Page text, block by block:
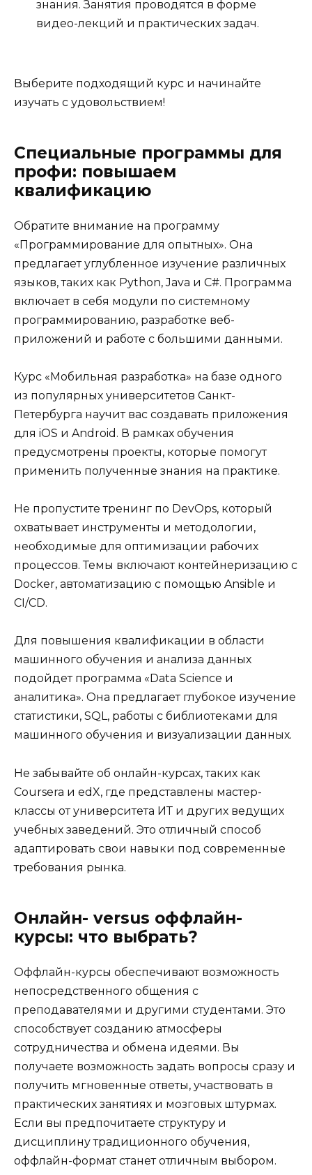
знания. Занятия проводятся в форме
видео-лекций и практических задач.
Выберите подходящий курс и начинайте
изучать с удовольствием!
Специальные программы для
профи: повышаем
квалификацию
Обратите внимание на программу
«Программирование для опытных». Она
предлагает углубленное изучение различных
языков, таких как Python, Java и C#. Программа
включает в себя модули по системному
программированию, разработке веб-
приложений и работе с большими данными.
Курс «Мобильная разработка» на базе одного
из популярных университетов Санкт-
Петербурга научит вас создавать приложения
для iOS и Android. В рамках обучения
предусмотрены проекты, которые помогут
применить полученные знания на практике.
Не пропустите тренинг по DevOps, который
охватывает инструменты и методологии,
необходимые для оптимизации рабочих
процессов. Темы включают контейнеризацию с
Docker, автоматизацию с помощью Ansible и
CI/CD.
Для повышения квалификации в области
машинного обучения и анализа данных
подойдет программа «Data Science и
аналитика». Она предлагает глубокое изучение
статистики, SQL, работы с библиотеками для
машинного обучения и визуализации данных.
Не забывайте об онлайн-курсах, таких как
Coursera и edX, где представлены мастер-
классы от университета ИТ и других ведущих
учебных заведений. Это отличный способ
адаптировать свои навыки под современные
требования рынка.
Онлайн- versus оффлайн-
курсы: что выбрать?
Оффлайн-курсы обеспечивают возможность
непосредственного общения с
преподавателями и другими студентами. Это
способствует созданию атмосферы
сотрудничества и обмена идеями. Вы
получаете возможность задать вопросы сразу и
получить мгновенные ответы, участвовать в
практических занятиях и мозговых штурмах.
Если вы предпочитаете структуру и
дисциплину традиционного обучения,
оффлайн-формат станет отличным выбором.